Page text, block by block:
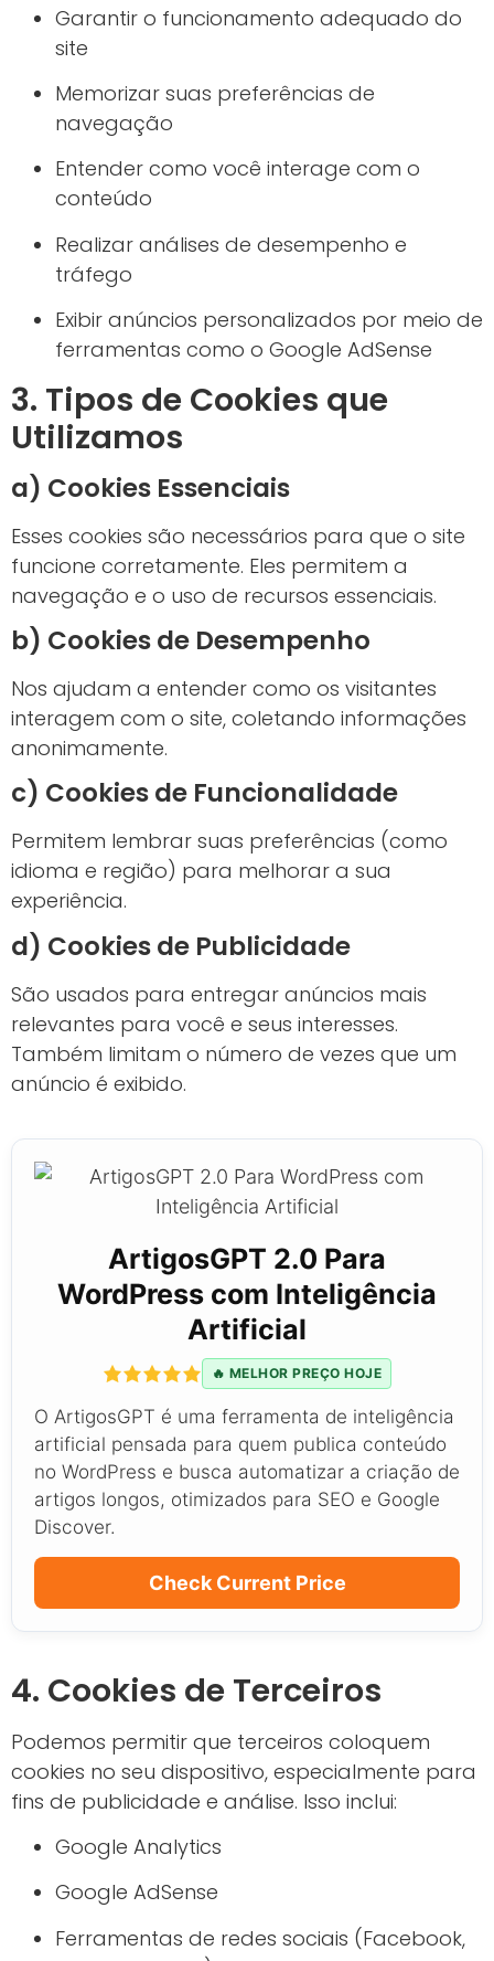
Garantir o funcionamento adequado do
site
Memorizar suas preferências de
navegação
Entender como você interage com o
conteúdo
Realizar análises de desempenho e
tráfego
Exibir anúncios personalizados por meio de
ferramentas como o Google AdSense
3. Tipos de Cookies que
Utilizamos
a) Cookies Essenciais
Esses cookies são necessários para que o site
funcione corretamente. Eles permitem a
navegação e o uso de recursos essenciais.
b) Cookies de Desempenho
Nos ajudam a entender como os visitantes
interagem com o site, coletando informações
anonimamente.
c) Cookies de Funcionalidade
Permitem lembrar suas preferências (como
idioma e região) para melhorar a sua
experiência.
d) Cookies de Publicidade
São usados para entregar anúncios mais
relevantes para você e seus interesses.
Também limitam o número de vezes que um
anúncio é exibido.
ArtigosGPT 2.0 Para
WordPress com Inteligência
Artificial
🔥 MELHOR PREÇO HOJE
O ArtigosGPT é uma ferramenta de inteligência
artificial pensada para quem publica conteúdo
no WordPress e busca automatizar a criação de
artigos longos, otimizados para SEO e Google
Discover.
Check Current Price
4. Cookies de Terceiros
Podemos permitir que terceiros coloquem
cookies no seu dispositivo, especialmente para
fins de publicidade e análise. Isso inclui:
Google Analytics
Google AdSense
Ferramentas de redes sociais (Facebook,